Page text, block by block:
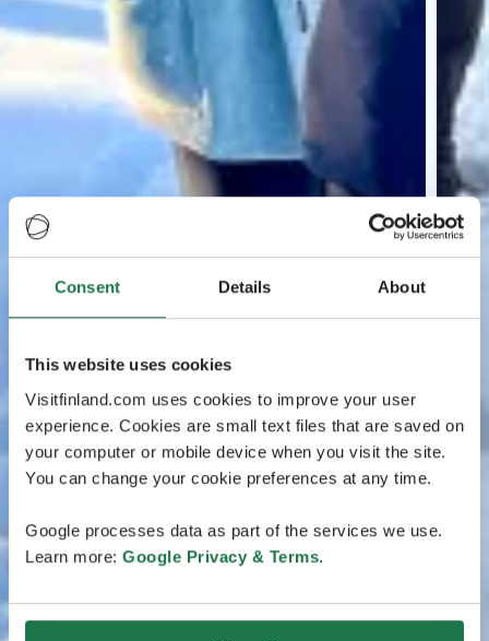
Consent Details About
This website uses cookies
Visitfinland.com uses cookies to improve your user
experience. Cookies are small text files that are saved on
your computer or mobile device when you visit the site.
You can change your cookie preferences at any time.
Google processes data as part of the services we use.
Learn more: Google Privacy & Terms.